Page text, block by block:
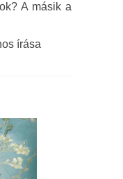
A másik a
írása